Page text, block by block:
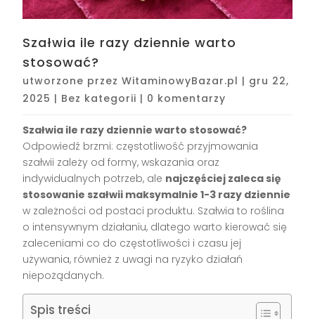
Szałwia ile razy dziennie warto
stosować?
utworzone przezWitaminowyBazar.pl | gru 22,
2025 | Bez kategorii | 0 komentarzy
Szałwia ile razy dziennie warto stosować?
Odpowiedź brzmi: częstotliwość przyjmowania
szałwii zależy od formy, wskazania oraz
indywidualnych potrzeb, ale najczęściej zaleca się
stosowanie szałwii maksymalnie 1-3 razy dziennie
w zależności od postaci produktu. Szałwia to roślina
o intensywnym działaniu, dlatego warto kierować się
zaleceniami co do częstotliwości i czasu jej
używania, również z uwagi na ryzyko działań
niepożądanych.
Spis treści